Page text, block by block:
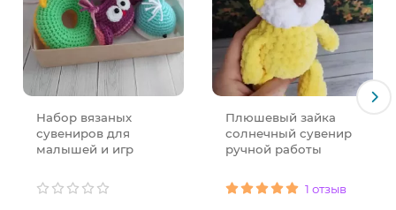
Набор вязаных
сувениров для
малышей и игр
Плюшевый зайка
солнечный сувенир
ручной работы
1 отзыв